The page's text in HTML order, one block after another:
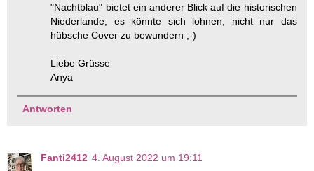
"Nachtblau" bietet ein anderer Blick auf die historischen
Niederlande, es könnte sich lohnen, nicht nur das
hübsche Cover zu bewundern ;-)
Liebe Grüsse
Anya
Antworten
Fanti2412 4. August 2022 um 19:11